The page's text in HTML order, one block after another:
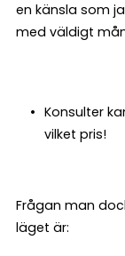
en känsla som
med väldigt
Konsulter
vilket pris!
Frågan man
läget är: